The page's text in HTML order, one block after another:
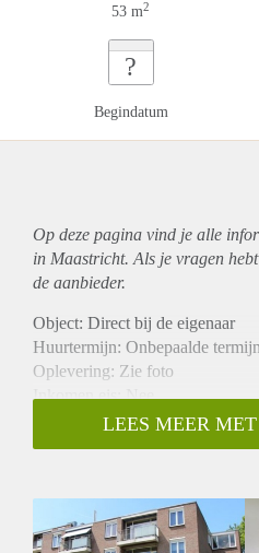
53 m2
?
Begindatum
Op deze pagina vind je alle
in Maastricht. Als je vragen
de aanbieder.
Object: Direct bij de eigenaar
Huurtermijn: Onbepaalde termijn
Oplevering: Zie foto
Inkomen eis: Nee
Garantiestelling mogelijk: Nee
Borg: 1 Maand
Huisdieren toegestaan:
Huurtoeslag grens: Ja
LEES MEER